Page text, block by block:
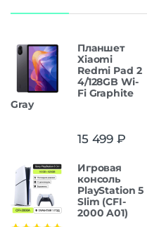
Планшет
Xiaomi
Redmi Pad 2
4/128GB Wi-
Fi Graphite
Gray
15 499 ₽
Игровая
консоль
PlayStation 5
Slim (CFI-
2000 A01)